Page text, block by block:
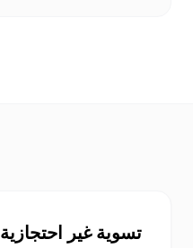
تسوية غير احتجازية